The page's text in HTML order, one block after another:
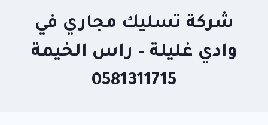
شركة تسليك مجاري في
وادي غليلة – راس الخيمة
0581311715